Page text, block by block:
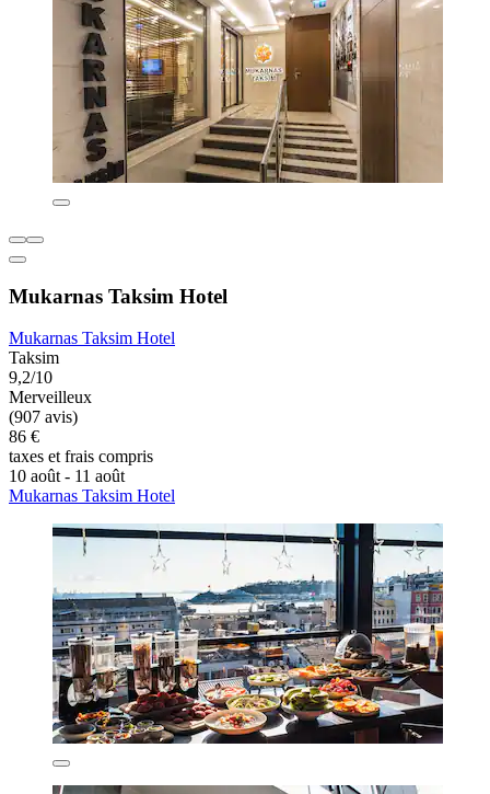
Mukarnas Taksim Hotel
Mukarnas Taksim Hotel
Taksim
9,2/10
Merveilleux
(907 avis)
86 €
taxes et frais compris
10 août - 11 août
Mukarnas Taksim Hotel